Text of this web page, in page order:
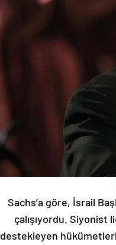
Sachs’a göre, İsrail
çalışıyordu. Siyonist
destekleyen